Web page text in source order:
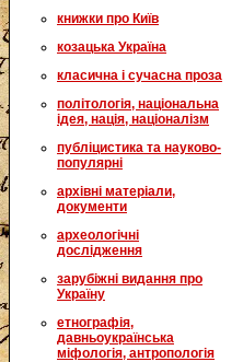
книжки про Київ
козацька Україна
класична і сучасна проза
політологія, національна
ідея, нація, націоналізм
публіцистика та науково-
популярні
архівні матеріали,
документи
археологічні
дослідження
зарубіжні видання про
Україну
етнографія,
давньоукраїнська
міфологія, антропологія